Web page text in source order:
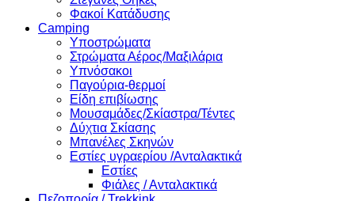
Φακοί Κατάδυσης
Camping
Υποστρώματα
Στρώματα Αέρος/Μαξιλάρια
Υπνόσακοι
Παγούρια-θερμοί
Είδη επιβίωσης
Μουσαμάδες/Σκίαστρα/Τέντες
Δύχτια Σκίασης
Μπανέλες Σκηνών
Εστίες υγραερίου /Ανταλακτικά
Εστίες
Φιάλες / Ανταλακτικά